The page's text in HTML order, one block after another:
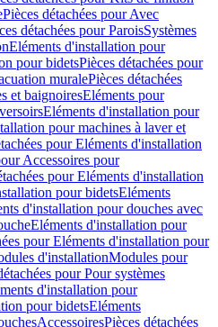
Pièces détachées pour Avec
détachées pour ParoisSystèmes
Eléments d'installation pour
pour bidetsPièces détachées pour
muralePièces détachées
et baignoiresEléments pour
Eléments d'installation pour
pour machines à laver et
pour Eléments d'installation
Accessoires pour
pour Eléments d'installation
pour bidetsEléments
d'installation pour douches avec
Eléments d'installation pour
pour Eléments d'installation pour
d'installationModules pour
pour Pour systèmes
d'installation pour
pour bidetsEléments
AccessoiresPièces détachées